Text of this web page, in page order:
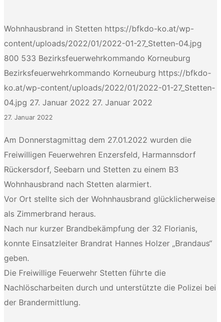
Wohnhausbrand in Stetten https://bfkdo-ko.at/wp-
content/uploads/2022/01/2022-01-27_Stetten-04.jpg
800 533 Bezirksfeuerwehrkommando Korneuburg
Bezirksfeuerwehrkommando Korneuburg https://bfkdo-
ko.at/wp-content/uploads/2022/01/2022-01-27_Stetten-
04.jpg 27. Januar 2022 27. Januar 2022
27. Januar 2022
Am Donnerstagmittag dem 27.01.2022 wurden die
Freiwilligen Feuerwehren Enzersfeld, Harmannsdorf
Rückersdorf, Seebarn und Stetten zu einem B3
Wohnhausbrand nach Stetten alarmiert.
Vor Ort stellte sich der Wohnhausbrand glücklicherweise
als Zimmerbrand heraus.
Nach nur kurzer Brandbekämpfung der 32 Florianis,
konnte Einsatzleiter Brandrat Hannes Holzer „Brandaus“
geben.
Die Freiwillige Feuerwehr Stetten führte die
Nachlöscharbeiten durch und unterstützte die Polizei bei
der Brandermittlung.